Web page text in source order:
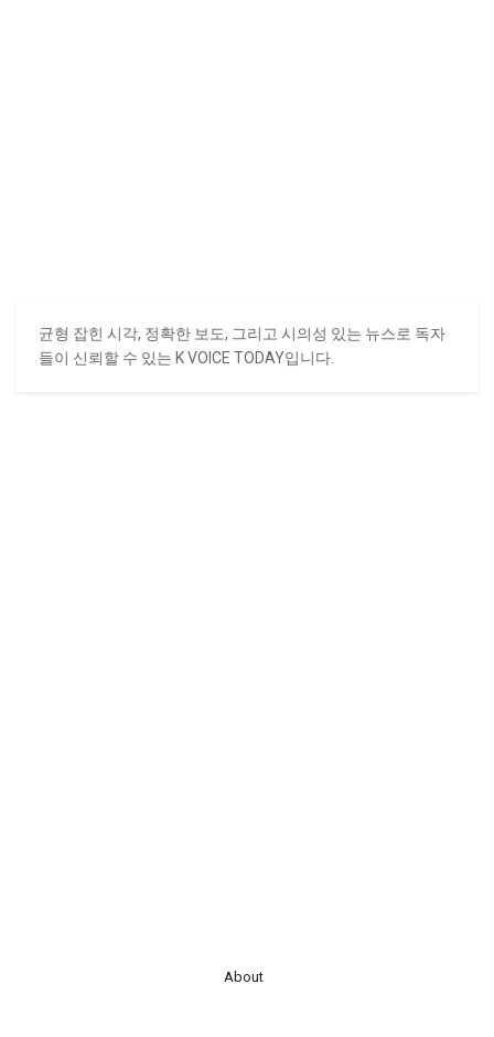
균형 잡힌 시각, 정확한 보도, 그리고 시의성 있는 뉴스로 독자
들이 신뢰할 수 있는 K VOICE TODAY입니다.
About